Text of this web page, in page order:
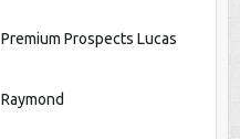
Premium Prospects Lucas
Raymond